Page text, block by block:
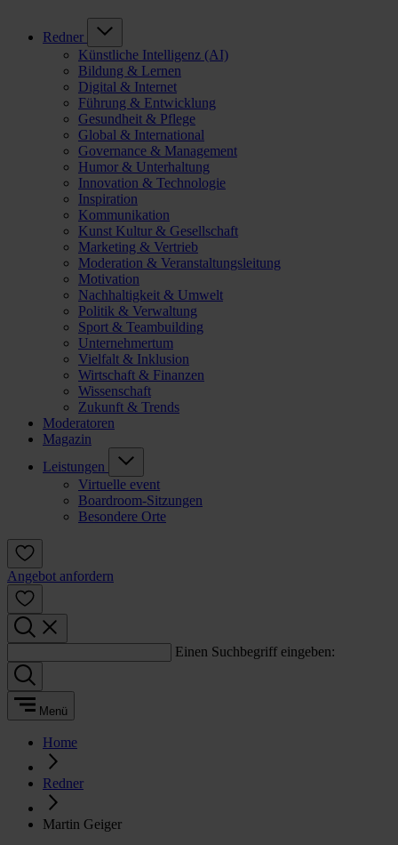
Redner
Künstliche Intelligenz (AI)
Bildung & Lernen
Digital & Internet
Führung & Entwicklung
Gesundheit & Pflege
Global & International
Governance & Management
Humor & Unterhaltung
Innovation & Technologie
Inspiration
Kommunikation
Kunst Kultur & Gesellschaft
Marketing & Vertrieb
Moderation & Veranstaltungsleitung
Motivation
Nachhaltigkeit & Umwelt
Politik & Verwaltung
Sport & Teambuilding
Unternehmertum
Vielfalt & Inklusion
Wirtschaft & Finanzen
Wissenschaft
Zukunft & Trends
Moderatoren
Magazin
Leistungen
Virtuelle event
Boardroom-Sitzungen
Besondere Orte
Angebot anfordern
Einen Suchbegriff eingeben:
Menü
Home
Redner
Martin Geiger